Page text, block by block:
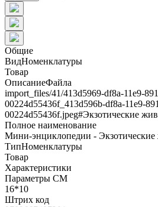
Общие
ВидНоменклатуры
Товар
ОписаниеФайла
import_files/41/413d5969-df8a-11e9-
00224d55436f_413d596b-df8a-11e9-
00224d55436f.jpeg#Экзотические
Полное наименование
Мини-энциклопедии -
ТипНоменклатуры
Товар
Характеристики
Параметры СМ
16*10
Штрих код